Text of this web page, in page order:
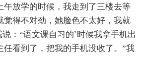
午放学的时候，我走到了三楼去等
觉得不对劲，她脸色不太好，我就
：“语文课自习的`时候我拿手机出
任看到了，把我的手机没收了。”我